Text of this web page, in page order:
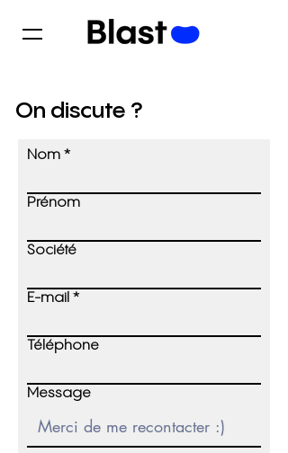
On discute ?
Nom
Prénom
Société
E-mail
Téléphone
Message